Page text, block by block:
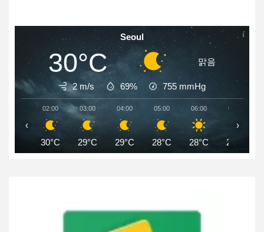
Seoul
30°C 맑음
2 m/s 69% 755 mmHg
02:00
30°C
03:00
29°C
04:00
29°C
05:00
28°C
06:00
28°C
07:00
29°C
‹ ›